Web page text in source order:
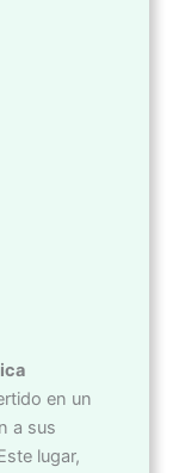
en un
a sus
lugar,